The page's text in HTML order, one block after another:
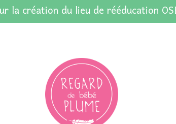
création du lieu de rééducation